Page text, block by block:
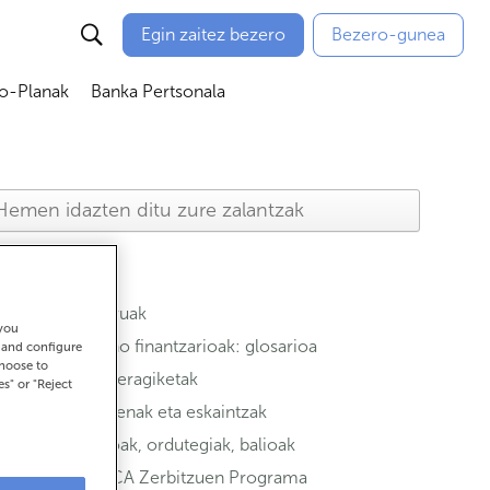
Egin zaitez bezero Bezero-gunea
Planak
Abrir submenú
Banka Pertsonala
Aseguruak
Termino finantzarioak: glosarioa
Ohiko eragiketak
Sustapenak eta eskaintzak
Bulegoak, ordutegiak, balioak
ABANCA Zerbitzuen Programa
configure
to
or "Reject